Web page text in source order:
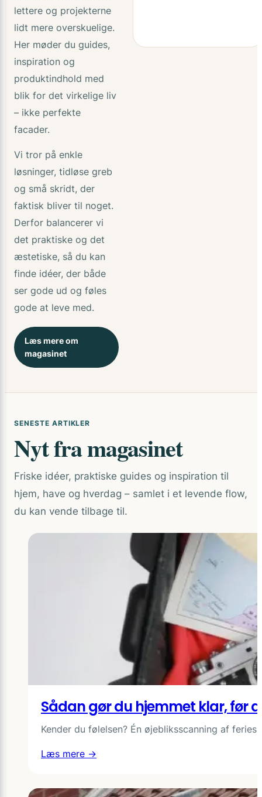
lettere og projekterne
lidt mere overskuelige.
Her møder du guides,
inspiration og
produktindhold med
blik for det virkelige liv
– ikke perfekte
facader.
Vi tror på enkle
løsninger, tidløse greb
og små skridt, der
faktisk bliver til noget.
Derfor balancerer vi
det praktiske og det
æstetiske, så du kan
finde idéer, der både
ser gode ud og føles
gode at leve med.
Læs mere om
magasinet
SENESTE ARTIKLER
Nyt fra magasinet
Friske idéer, praktiske guides og inspiration til
hjem, have og hverdag – samlet i et levende flow,
du kan vende tilbage til.
Sådan gør du hjemmet klar, før
Kender du følelsen? Én øjebliksscanning af
Læs mere →